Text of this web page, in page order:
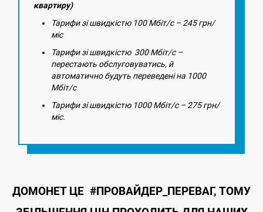
квартиру)
Тарифи зі швидкістю 100 Мбіт/с – 245 грн/
міс
Тарифи зі швидкістю 300 Мбіт/с –
перестають обслуговуватись, й
автоматично будуть переведені на 1000
Мбіт/с
Тарифи зі швидкістю 1000 Мбіт/с – 275 грн/
міс.
ДОМОНЕТ ЦЕ #ПРОВАЙДЕР_ПЕРЕВАГ, ТОМУ